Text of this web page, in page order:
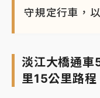
守規定行車，
淡江大橋通
里15公里路程